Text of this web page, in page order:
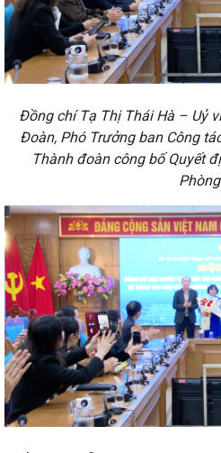
Đồng chí Tạ Thị Thái Hà – Uỷ
Đoàn, Phó Trưởng ban Công
Thành đoàn công bố Quyết
Phòng